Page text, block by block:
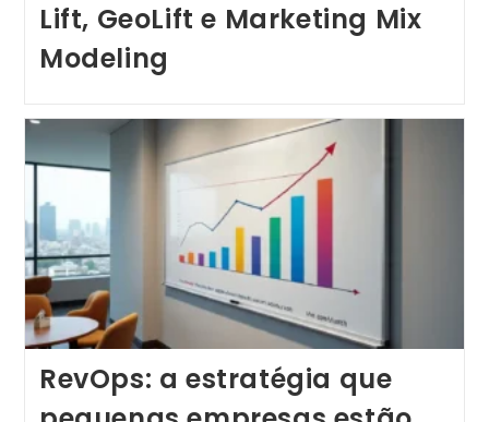
Lift, GeoLift e Marketing Mix
Modeling
RevOps: a estratégia que